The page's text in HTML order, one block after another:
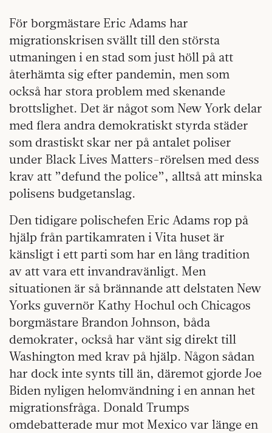
För borgmästare Eric Adams har
migrationskrisen svällt till den största
utmaningen i en stad som just höll på att
återhämta sig efter pandemin, men som
också har stora problem med skenande
brottslighet. Det är något som New York delar
med flera andra demokratiskt styrda städer
som drastiskt skar ner på antalet poliser
under Black Lives Matters-rörelsen med dess
krav att ”defund the police”, alltså att minska
polisens budgetanslag.
Den tidigare polischefen Eric Adams rop på
hjälp från partikamraten i Vita huset är
känsligt i ett parti som har en lång tradition
av att vara ett invandravänligt. Men
situationen är så brännande att delstaten New
Yorks guvernör Kathy Hochul och Chicagos
borgmästare Brandon Johnson, båda
demokrater, också har vänt sig direkt till
Washington med krav på hjälp. Någon sådan
har dock inte synts till än, däremot gjorde Joe
Biden nyligen helomvändning i en annan het
migrationsfråga. Donald Trumps
omdebatterade mur mot Mexico var länge en